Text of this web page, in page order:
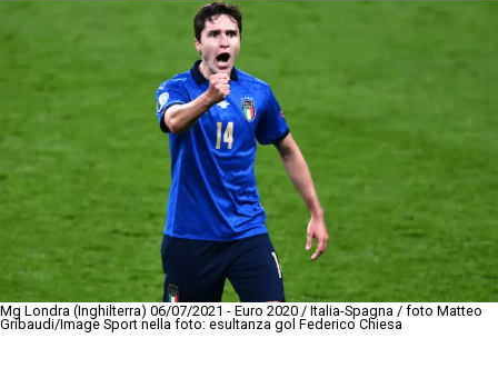
Mg Londra (Inghilterra) 06/07/2021 - Euro 2020 / Italia-Spagna / foto Matteo
Gribaudi/Image Sport nella foto: esultanza gol Federico Chiesa